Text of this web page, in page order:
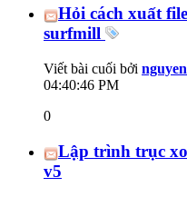
Hỏi cách xuất
surfmill
Viết bài cuối bởi
04:40:46 PM
0
Lập trình trục
v5